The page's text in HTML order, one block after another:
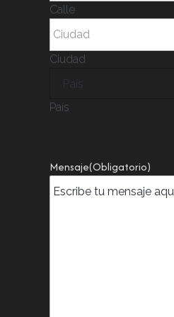
Calle
Ciudad
País
Mensaje(Obligatorio)